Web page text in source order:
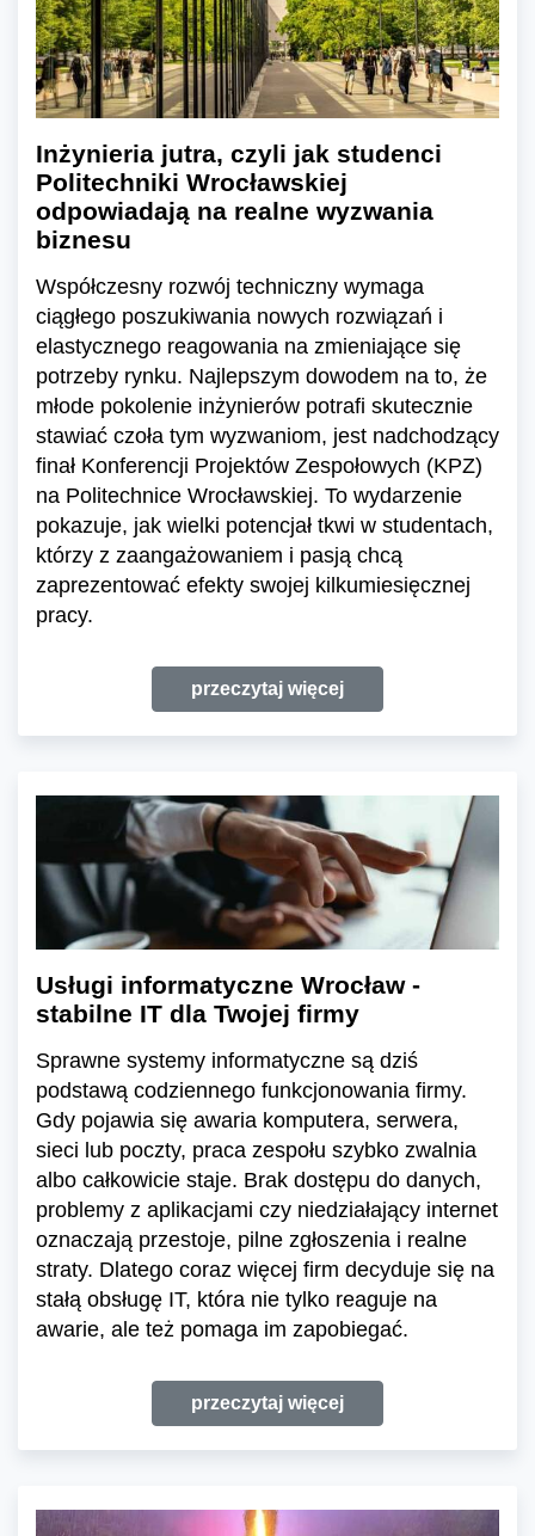
Inżynieria jutra, czyli jak studenci
Politechniki Wrocławskiej
odpowiadają na realne wyzwania
biznesu
Współczesny rozwój techniczny wymaga
ciągłego poszukiwania nowych rozwiązań i
elastycznego reagowania na zmieniające się
potrzeby rynku. Najlepszym dowodem na to, że
młode pokolenie inżynierów potrafi skutecznie
stawiać czoła tym wyzwaniom, jest nadchodzący
finał Konferencji Projektów Zespołowych (KPZ)
na Politechnice Wrocławskiej. To wydarzenie
pokazuje, jak wielki potencjał tkwi w studentach,
którzy z zaangażowaniem i pasją chcą
zaprezentować efekty swojej kilkumiesięcznej
pracy.
przeczytaj więcej
Usługi informatyczne Wrocław -
stabilne IT dla Twojej firmy
Sprawne systemy informatyczne są dziś
podstawą codziennego funkcjonowania firmy.
Gdy pojawia się awaria komputera, serwera,
sieci lub poczty, praca zespołu szybko zwalnia
albo całkowicie staje. Brak dostępu do danych,
problemy z aplikacjami czy niedziałający internet
oznaczają przestoje, pilne zgłoszenia i realne
straty. Dlatego coraz więcej firm decyduje się na
stałą obsługę IT, która nie tylko reaguje na
awarie, ale też pomaga im zapobiegać.
przeczytaj więcej